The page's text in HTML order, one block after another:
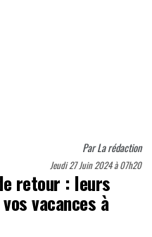
ParLa rédaction
Jeudi 27 Juin 2024 à 07h20
retour : leurs
vacances à